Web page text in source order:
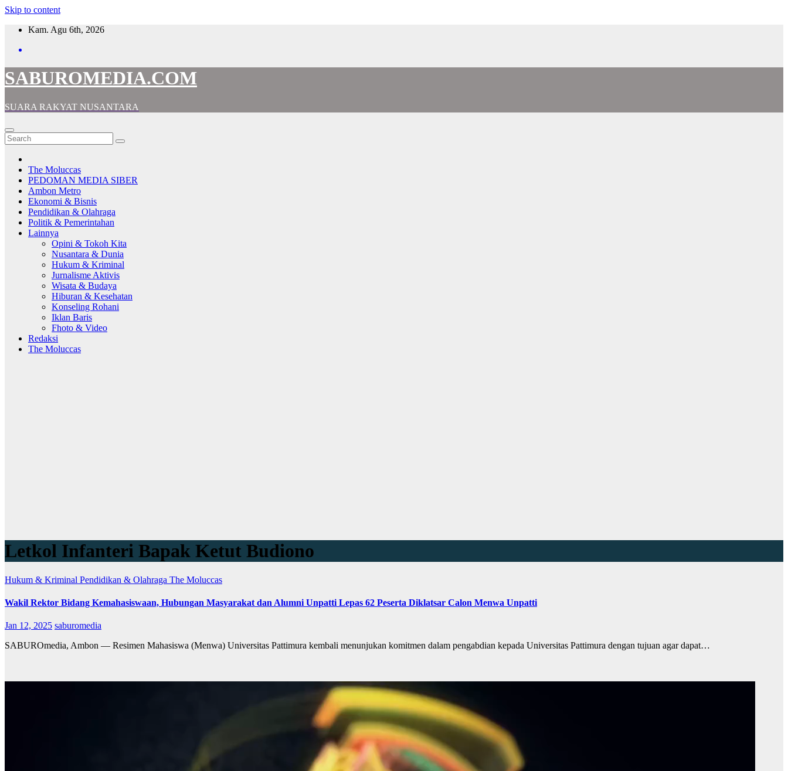
Skip to content
Kam. Agu 6th, 2026
SABUROMEDIA.COM
SUARA RAKYAT NUSANTARA
The Moluccas
PEDOMAN MEDIA SIBER
Ambon Metro
Ekonomi & Bisnis
Pendidikan & Olahraga
Politik & Pemerintahan
Lainnya
Opini & Tokoh Kita
Nusantara & Dunia
Hukum & Kriminal
Jurnalisme Aktivis
Wisata & Budaya
Hiburan & Kesehatan
Konseling Rohani
Iklan Baris
Fhoto & Video
Redaksi
The Moluccas
Letkol Infanteri Bapak Ketut Budiono
Hukum & Kriminal Pendidikan & Olahraga The Moluccas
Wakil Rektor Bidang Kemahasiswaan, Hubungan Masyarakat dan Alumni Unpatti Lepas 62 Peserta Diklatsar Calon Menwa Unpatti
Jan 12, 2025 saburomedia
SABUROmedia, Ambon — Resimen Mahasiswa (Menwa) Universitas Pattimura kembali menunjukan komitmen dalam pengabdian kepada Universitas Pattimura dengan tujuan agar dapat…